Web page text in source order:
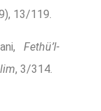
13/119.
Fethü’l-
, 3/314.